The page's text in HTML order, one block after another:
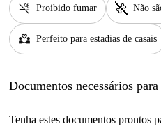
smoke_free Proibido fumar pet_supplies Não
partner_heart Perfeito para estadias de casais
Documentos necessários
Tenha estes documentos prontos